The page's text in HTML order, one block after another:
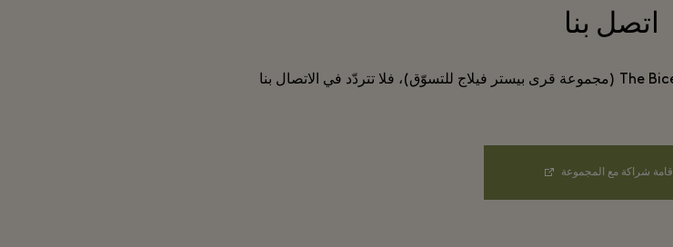
اتصل بنا
إن كنت مهتماً بإقامة شراكة مع The Bicester Collection (مجموعة قرى بيستر فيلاج للتسوّق)، فلا تتردّد في الاتصال بنا
إقامة شراكة مع المجموعة